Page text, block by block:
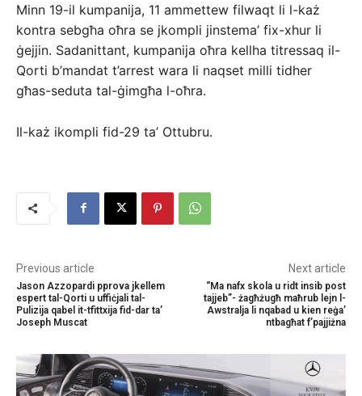
Minn 19-il kumpanija, 11 ammettew filwaqt li l-każ
kontra sebgħa oħra se jkompli jinstema’ fix-xhur li
ġejjin. Sadanittant, kumpanija oħra kellha titressaq il-
Qorti b’mandat t’arrest wara li naqset milli tidher
għas-seduta tal-ġimgħa l-oħra.
Il-każ ikompli fid-29 ta’ Ottubru.
Previous article
Jason Azzopardi pprova jkellem
espert tal-Qorti u uffiċjali tal-
Pulizija qabel it-tfittxija fid-dar ta’
Joseph Muscat
Next article
“Ma nafx skola u ridt insib post
tajjeb”- żagħżugħ maħrub lejn l-
Awstralja li nqabad u kien reġa’
ntbagħat f’pajjiżna